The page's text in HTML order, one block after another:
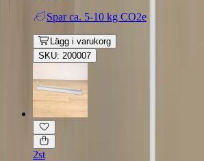
Spar ca. 5-10 kg CO2e
Lägg i varukorg
SKU: 200007
2st